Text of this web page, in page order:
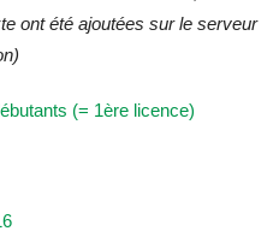
ont été ajoutées sur le serveur
(= 1ère licence)